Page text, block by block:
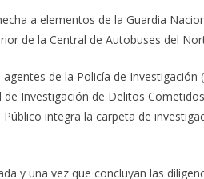
a elementos de la Guardia
de la Central de Autobuses del
de la Policía de Investigación
Investigación de Delitos
integra la carpeta de
y una vez que concluyan las